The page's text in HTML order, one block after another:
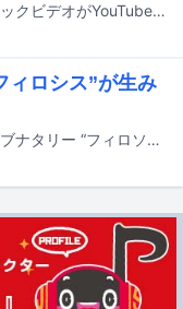
フィロソフィーのダンスの新曲「ダンス・フォー・フィロソフィー」のミュージックビデオがYouTubeで公開された。
ィロシス”が生み
フィロソフィーのダンスと太陽とシスコムーンによるツーマンライブ企画「ライブナタリー “フィロソフィーのダンス × 太陽とシスコムーン”」が、2月11日に東京・渋谷duo MUSIC EXCHANGEにて開催された。